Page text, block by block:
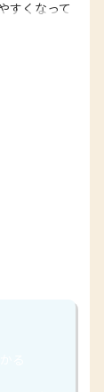
すくなって